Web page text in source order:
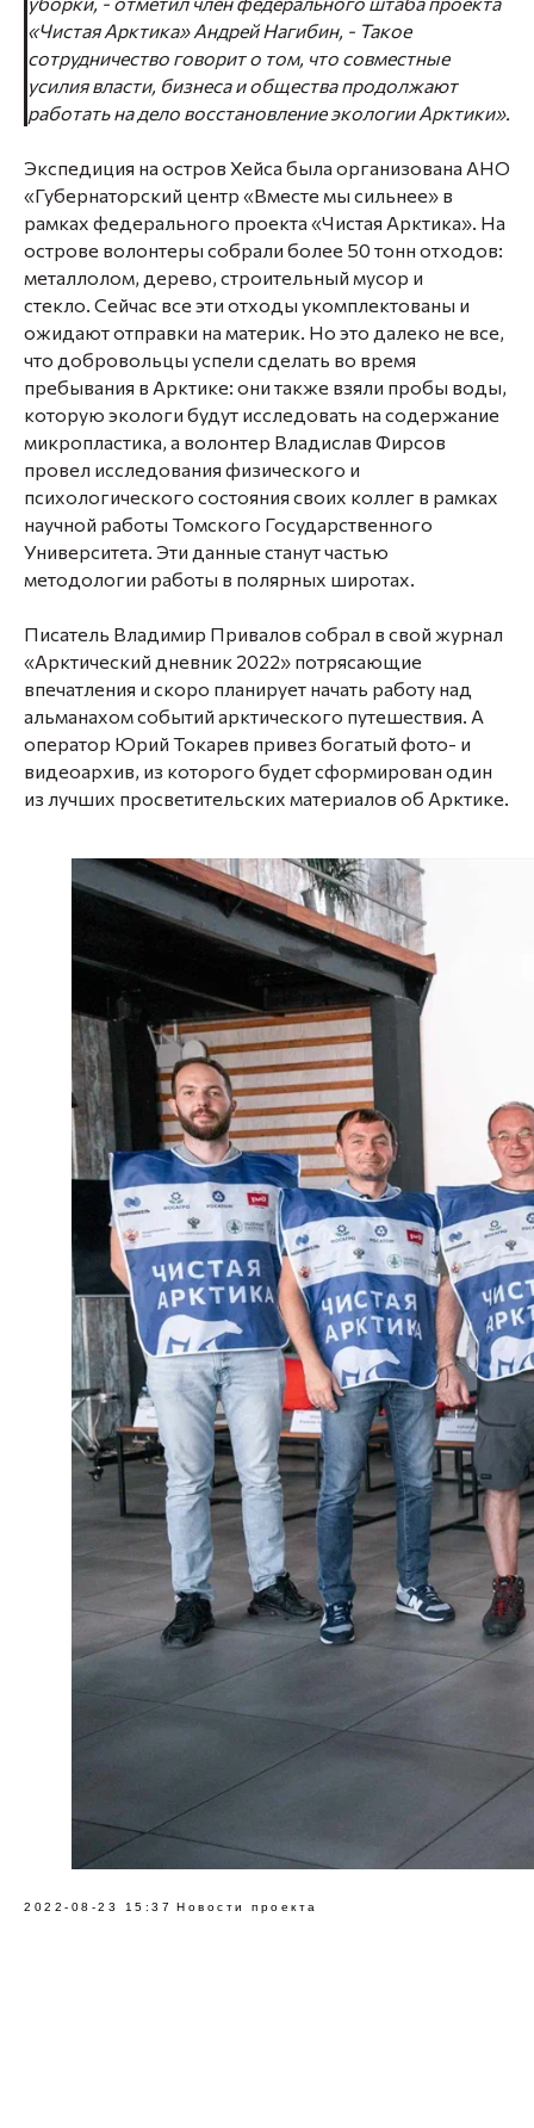
«Чистая Арктика» Андрей Нагибин, - Такое
сотрудничество говорит о том, что совместные
усилия власти, бизнеса и общества продолжают
работать на дело восстановление экологии Арктики».
Экспедиция на остров Хейса была организована АНО
«Губернаторский центр «Вместе мы сильнее» в
рамках федерального проекта «Чистая Арктика». На
острове волонтеры собрали более 50 тонн отходов:
металлолом, дерево, строительный мусор и
стекло. Сейчас все эти отходы укомплектованы и
ожидают отправки на материк. Но это далеко не все,
что добровольцы успели сделать во время
пребывания в Арктике: они также взяли пробы воды,
которую экологи будут исследовать на содержание
микропластика, а волонтер Владислав Фирсов
провел исследования физического и
психологического состояния своих коллег в рамках
научной работы Томского Государственного
Университета. Эти данные станут частью
методологии работы в полярных широтах.
Писатель Владимир Привалов собрал в свой журнал
«Арктический дневник 2022» потрясающие
впечатления и скоро планирует начать работу над
альманахом событий арктического путешествия. А
оператор Юрий Токарев привез богатый фото- и
видеоархив, из которого будет сформирован один
из лучших просветительских материалов об Арктике.
2022-08-23 15:37 Новости проекта